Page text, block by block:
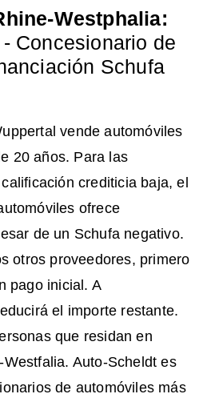
Westphalia:
Concesionario de
Schufa
vende automóviles
20 años. Para las
crediticia baja, el
ofrece
de un Schufa negativo.
otros proveedores, primero
pago inicial. A
el importe restante.
que residan en
Auto-Scheldt es
de automóviles más